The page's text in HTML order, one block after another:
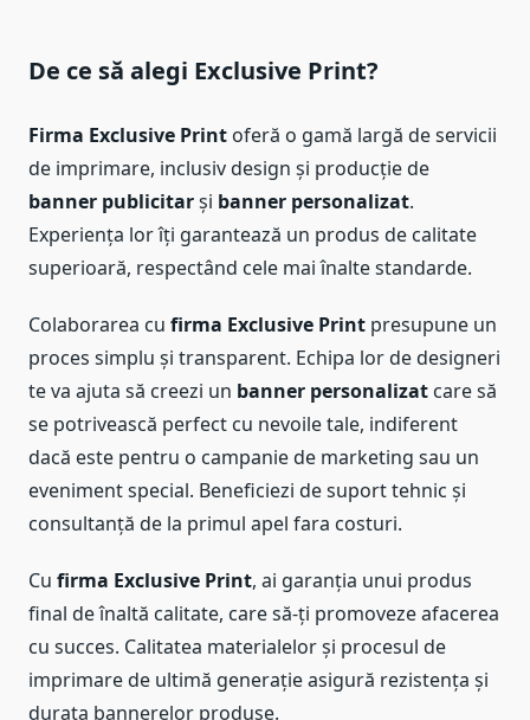
De ce să alegi Exclusive Print?
Firma Exclusive Print oferă o gamă largă de servicii
de imprimare, inclusiv design și producție de
banner publicitarși banner personalizat.
Experiența lor îți garantează un produs de calitate
superioară, respectând cele mai înalte standarde.
Colaborarea cu firma Exclusive Print presupune un
proces simplu și transparent. Echipa lor de designeri
te va ajuta să creezi un banner personalizat care să
se potrivească perfect cu nevoile tale, indiferent
dacă este pentru o campanie de marketing sau un
eveniment special. Beneficiezi de suport tehnic și
consultanță de la primul apel fara costuri.
Cu firma Exclusive Print, ai garanția unui produs
final de înaltă calitate, care să-ți promoveze afacerea
cu succes. Calitatea materialelor și procesul de
imprimare de ultimă generație asigură rezistența și
durata bannerelor produse.